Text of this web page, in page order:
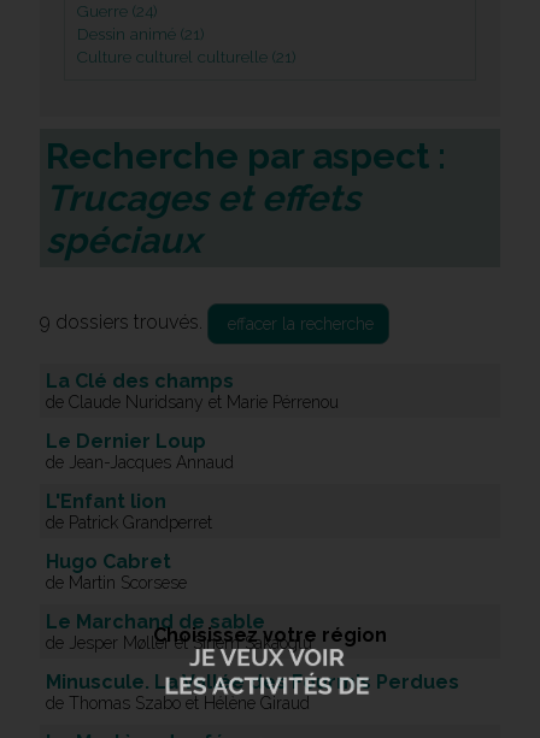
Guerre (24)
Dessin animé (21)
Culture culturel culturelle (21)
Recherche par aspect :
Trucages et effets
spéciaux
9 dossiers trouvés. effacer la recherche
La Clé des champs
de Claude Nuridsany et Marie Pérrenou
Le Dernier Loup
de Jean-Jacques Annaud
L'Enfant lion
de Patrick Grandperret
Hugo Cabret
de Martin Scorsese
Le Marchand de sable
de Jesper Møller et Sinem Sakaoglu
Minuscule. La Vallée des Fourmis Perdues
de Thomas Szabo et Hélène Giraud
Choisissez votre région